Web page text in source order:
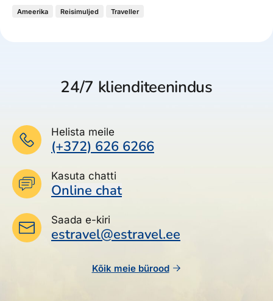
Ameerika Reisimuljed Traveller
24/7 klienditeenindus
Helista meile
(+372) 626 6266
Kasuta chatti
Online chat
Saada e-kiri
estravel@estravel.ee
Kõik meie bürood